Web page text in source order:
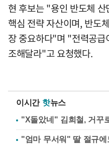
현 후보는 "용인 반도체
핵심 전략 자산이며, 반도
장 중요하다"며 "전력공급
조해달라"고 요청했다.
이시간 핫뉴스
"X돌았네" 김희철, 거꾸
"엄마 무서워" 딸 절규